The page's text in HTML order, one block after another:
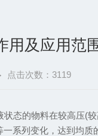
用及应用范
点击次数：3119
状态的物料在较高压(
系列变化，达到均质